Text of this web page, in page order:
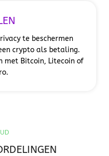
te beschermen
crypto als betaling.
met Bitcoin, Litecoin of